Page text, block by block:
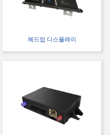
헤드업 디스플레이